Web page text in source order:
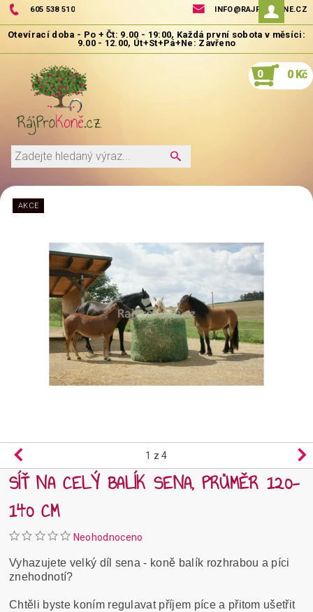
605 538 510 INFO@RAJPROKONE.CZ
0 0 Kč
AKCE
1 z 4
SÍŤ NA CELÝ BALÍK SENA, PRŮMĚR 120-
140 CM
Neohodnoceno
Vyhazujete velký díl sena - koně balík rozhrabou a píci
znehodnotí?
Chtěli byste koním regulavat příjem píce a přitom ušetřit